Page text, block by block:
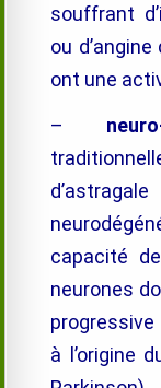
souffrant
ou
ont une
–
capacité
neurones
progressive
à l’origine